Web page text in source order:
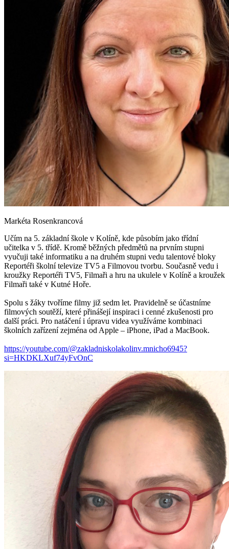
Markéta Rosenkrancová
Učím na 5. základní škole v Kolíně, kde působím jako třídní
učitelka v 5. třídě. Kromě běžných předmětů na prvním stupni
vyučuji také informatiku a na druhém stupni vedu talentové bloky
Reportéři školní televize TV5 a Filmovou tvorbu. Současně vedu i
kroužky Reportéři TV5, Filmaři a hru na ukulele v Kolíně a kroužek
Filmaři také v Kutné Hoře.
Spolu s žáky tvoříme filmy již sedm let. Pravidelně se účastníme
filmových soutěží, které přinášejí inspiraci i cenné zkušenosti pro
další práci. Pro natáčení i úpravu videa využíváme kombinaci
školních zařízení zejména od Apple – iPhone, iPad a MacBook.
https://youtube.com/@zakladniskolakolinv.mnicho6945?
si=HKDKLXuf74yFvOnC